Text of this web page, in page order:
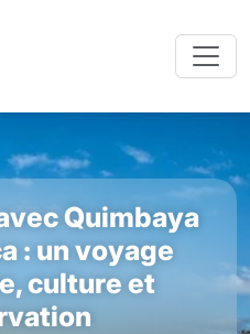
Quimbaya
: un voyage
culture et